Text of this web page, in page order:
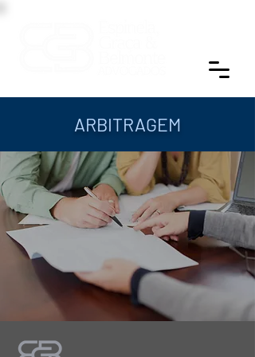
ARBITRAGEM